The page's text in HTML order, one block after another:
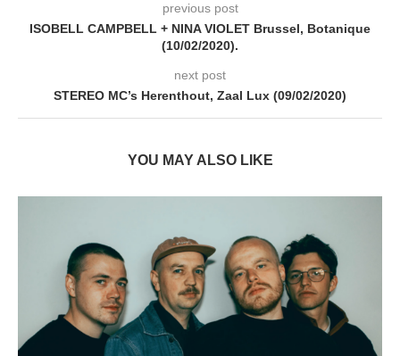
previous post
ISOBELL CAMPBELL + NINA VIOLET Brussel, Botanique
(10/02/2020).
next post
STEREO MC’s Herenthout, Zaal Lux (09/02/2020)
YOU MAY ALSO LIKE